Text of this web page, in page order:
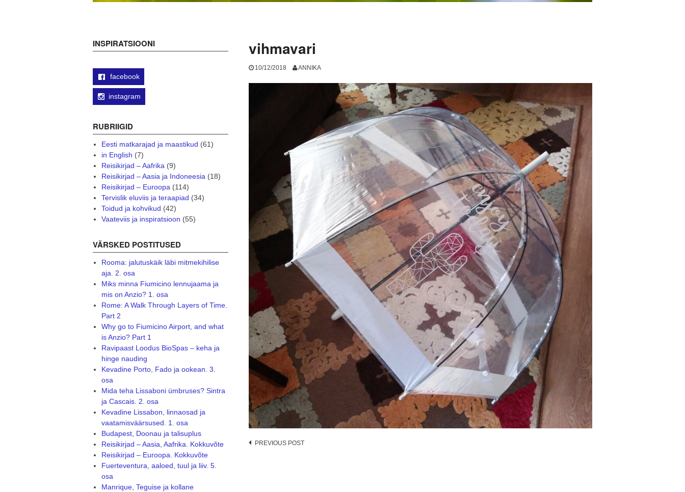
vihmavari
10/12/2018 ANNIKA
Post
PREVIOUS POST
INSPIRATSIOONI
facebook
instagram
RUBRIIGID
Eesti matkarajad ja maastikud (61)
in English (7)
Reisikirjad – Aafrika(9)
Reisikirjad – Aasia ja Indoneesia(18)
Reisikirjad – Euroopa(114)
Tervislik eluviis ja teraapiad (34)
Toidud ja kohvikud (42)
Vaateviis ja inspiratsioon (55)
VÄRSKED POSTITUSED
Rooma: jalutuskäik läbi mitmekihilise
aja. 2. osa
Miks minna Fiumicino lennujaama ja
mis on Anzio? 1. osa
Rome: A Walk Through Layers of Time.
Part 2
Why go to Fiumicino Airport, and what
is Anzio? Part 1
Ravipaast Loodus BioSpas – keha ja
hinge nauding
Kevadine Porto, Fado ja ookean. 3.
osa
Mida teha Lissaboni ümbruses? Sintra
ja Cascais. 2. osa
Kevadine Lissabon, linnaosad ja
vaatamisväärsused. 1. osa
Budapest, Doonau ja talisuplus
Reisikirjad – Aasia, Aafrika. Kokkuvõte
Reisikirjad – Euroopa. Kokkuvõte
Fuerteventura, aaloed, tuul ja liiv. 5.
osa
Manrique, Teguise ja kollane